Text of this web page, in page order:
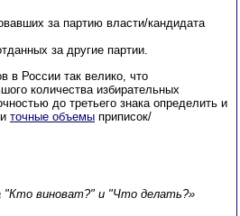
за партию власти/кандидата
за другие партии.
в России так велико, что
количества избирательных
до третьего знака определить и
точные объемы приписок/
"Кто виноват?" и "Что делать?»